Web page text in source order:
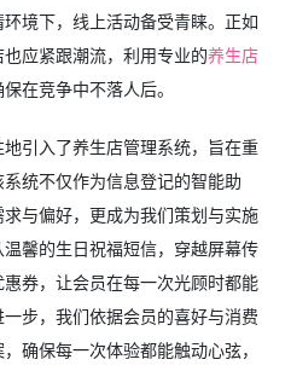
境下，线上活动备受青睐。正如
应紧跟潮流，利用专业的养生店
在竞争中不落人后。
引入了养生店管理系统，旨在重
统不仅作为信息登记的智能助
与偏好，更成为我们策划与实施
馨的生日祝福短信，穿越屏幕传
券，让会员在每一次光顾时都能
步，我们依据会员的喜好与消费
确保每一次体验都能触动心弦，